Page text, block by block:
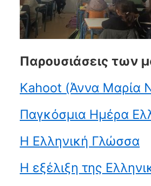
Παρουσιάσεις των
Kahoot (Άννα Μαρία
Παγκόσμια Ημέρα
Η Ελληνική Γλώσσα
Η εξέλιξη της